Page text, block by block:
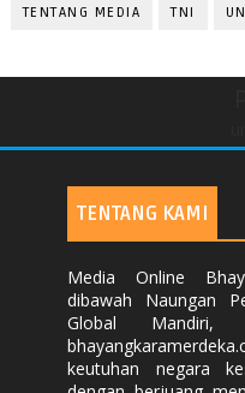
TENTANG MEDIA TNI
TENTANG KAMI
Media Online
dibawah Naungan
Global Mandiri,
keutuhan negara